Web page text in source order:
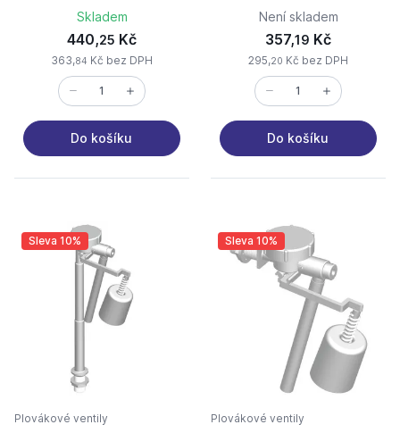
Skladem
440,25 Kč
363,84 Kč bez DPH
Do košíku
Není skladem
357,19 Kč
295,20 Kč bez DPH
Do košíku
Sleva 10%
Plovákové ventily
Sleva 10%
Plovákové ventily